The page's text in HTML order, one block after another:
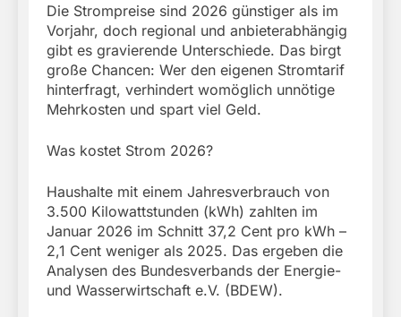
Die Strompreise sind 2026 günstiger als im
Vorjahr, doch regional und anbieterabhängig
gibt es gravierende Unterschiede. Das birgt
große Chancen: Wer den eigenen Stromtarif
hinterfragt, verhindert womöglich unnötige
Mehrkosten und spart viel Geld.
Was kostet Strom 2026?
Haushalte mit einem Jahresverbrauch von
3.500 Kilowattstunden (kWh) zahlten im
Januar 2026 im Schnitt 37,2 Cent pro kWh –
2,1 Cent weniger als 2025. Das ergeben die
Analysen des Bundesverbands der Energie-
und Wasserwirtschaft e.V. (BDEW).